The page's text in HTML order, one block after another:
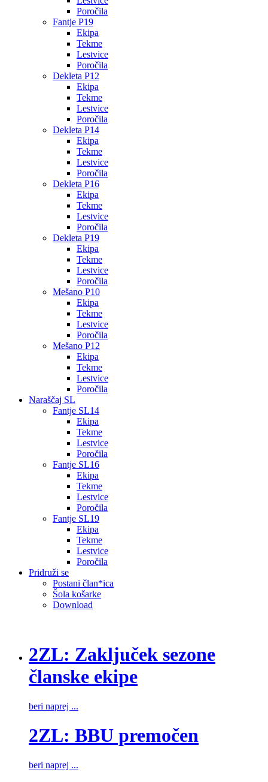
Poročila
Fantje P19
Ekipa
Tekme
Lestvice
Poročila
Dekleta P12
Ekipa
Tekme
Lestvice
Poročila
Dekleta P14
Ekipa
Tekme
Lestvice
Poročila
Dekleta P16
Ekipa
Tekme
Lestvice
Poročila
Dekleta P19
Ekipa
Tekme
Lestvice
Poročila
Mešano P10
Ekipa
Tekme
Lestvice
Poročila
Mešano P12
Ekipa
Tekme
Lestvice
Poročila
Naraščaj SL
Fantje SL14
Ekipa
Tekme
Lestvice
Poročila
Fantje SL16
Ekipa
Tekme
Lestvice
Poročila
Fantje SL19
Ekipa
Tekme
Lestvice
Poročila
Pridruži se
Postani član*ica
Šola košarke
Download
2ZL: Zaključek sezone
članske ekipe
beri naprej ...
2ZL: BBU premočen
beri naprej ...